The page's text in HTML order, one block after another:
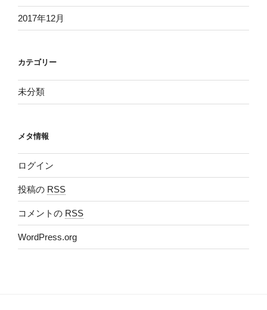
2017年12月
カテゴリー
未分類
メタ情報
ログイン
投稿の RSS
コメントの RSS
WordPress.org